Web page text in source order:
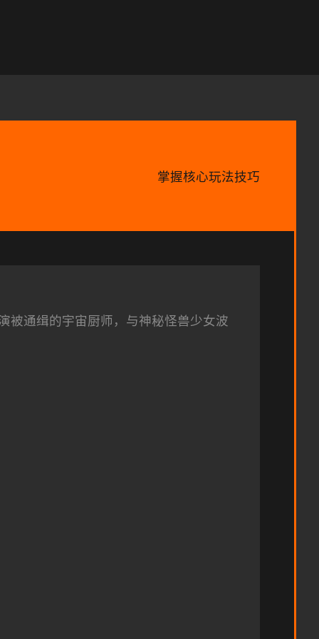
掌握核心玩法技巧
被通缉的宇宙厨师，与神秘怪兽少女波